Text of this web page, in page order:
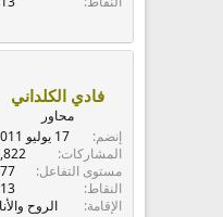
فادي الكلداني
محاور
إنضم
17 يوليو 2011
المشاركات
مستوى التفاعل
النقاط
الإقامة
الروح